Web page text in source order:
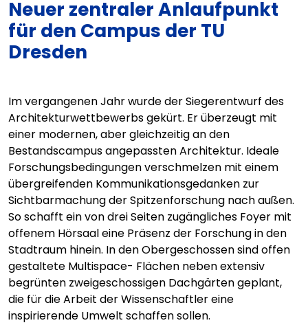
Neuer zentraler Anlaufpunkt
für den Campus der TU
Dresden
Im vergangenen Jahr wurde der Siegerentwurf des
Architekturwettbewerbs gekürt. Er überzeugt mit
einer modernen, aber gleichzeitig an den
Bestandscampus angepassten Architektur. Ideale
Forschungsbedingungen verschmelzen mit einem
übergreifenden Kommunikationsgedanken zur
Sichtbarmachung der Spitzenforschung nach außen.
So schafft ein von drei Seiten zugängliches Foyer mit
offenem Hörsaal eine Präsenz der Forschung in den
Stadtraum hinein. In den Obergeschossen sind offen
gestaltete Multispace- Flächen neben extensiv
begrünten zweigeschossigen Dachgärten geplant,
die für die Arbeit der Wissenschaftler eine
inspirierende Umwelt schaffen sollen.